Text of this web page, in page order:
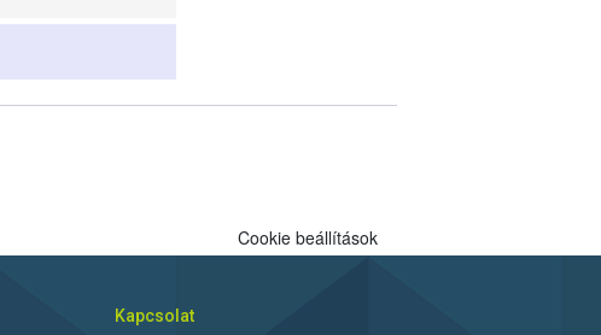
Cookie beállítások
Kapcsolat